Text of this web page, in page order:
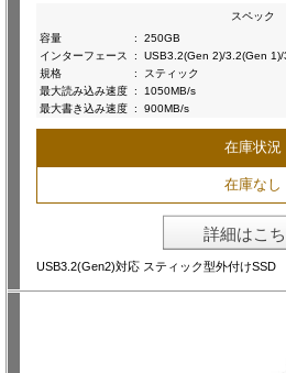
スペック
容量
:
250GB
インターフェース
:
USB3.2(Gen 2)/3.2(Gen
規格
:
スティック
最大読み込み速度 :
1050MB/s
最大書き込み速度 : 900MB/s
在庫状況
在庫なし
詳細はこ
USB3.2(Gen2)対応 スティック型外付けSSD